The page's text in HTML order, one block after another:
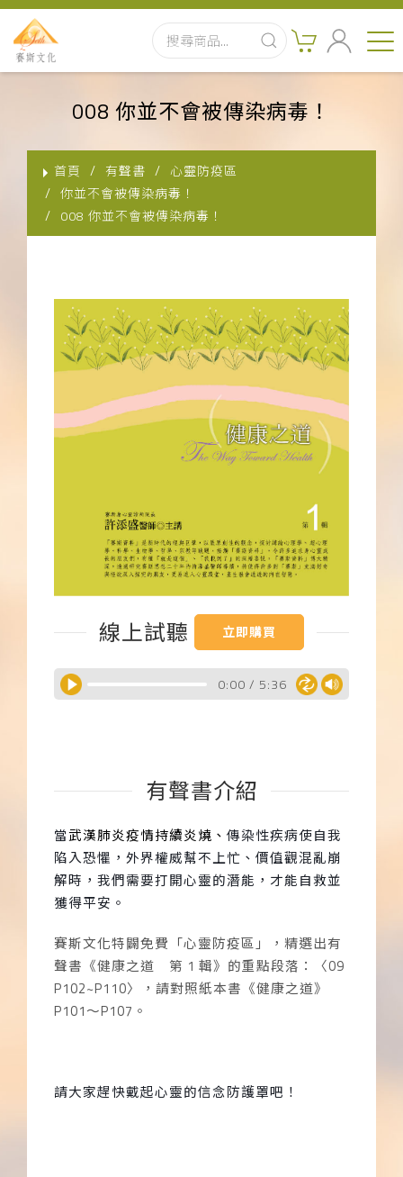
實體出版品
訂閱制有聲書
關於我們
聯絡客服
下載APP
常見問題
008 你並不會被傳染病毒！
首頁 有聲書
心靈防疫區
你並不會被傳染病毒！
008 你並不會被傳染病毒！
線上試聽 立即購買
0:00 / 5:36
有聲書介紹
當武漢肺炎疫情持續炎燒、 傳染性疾病使自我
陷入恐懼，外界權威幫不上忙、價值觀混亂崩
解時，我們需要打開心靈的潛能，才能自救並
獲得平安。
賽斯文化特闢免費「心靈防疫區」，精選出有
聲書《健康之道 第 1 輯》的重點段落：〈09
P102~P110〉，請對照紙本書《健康之道》
P101～P107 。
請大家趕快戴起心靈的信念防護罩吧！